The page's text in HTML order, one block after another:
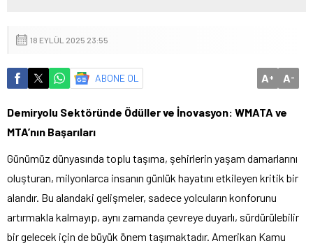
18 EYLÜL 2025 23:55
ABONE OL A+ A-
Demiryolu Sektöründe Ödüller ve İnovasyon: WMATA ve
MTA’nın Başarıları
Günümüz dünyasında toplu taşıma, şehirlerin yaşam damarlarını
oluşturan, milyonlarca insanın günlük hayatını etkileyen kritik bir
alandır. Bu alandaki gelişmeler, sadece yolcuların konforunu
artırmakla kalmayıp, aynı zamanda çevreye duyarlı, sürdürülebilir
bir gelecek için de büyük önem taşımaktadır. Amerikan Kamu